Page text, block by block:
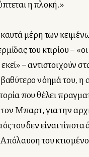
η πλοκή.»
καυτά μέρη των
του κτιρίου –
– αντιστοιχούν
βαθύτερο νόημά του,
που θέλει
Μπαρτ, για την
του δεν είναι
του